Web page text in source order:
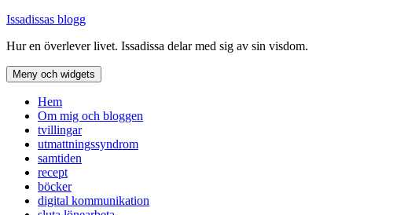
Hoppa
innehåll
Issadissas blogg
Hur en överlever livet. Issadissa delar med sig av sin visdom.
Meny och widgets
Hem
Om mig och bloggen
tvillingar
utmattningssyndrom
samtiden
recept
böcker
digital kommunikation